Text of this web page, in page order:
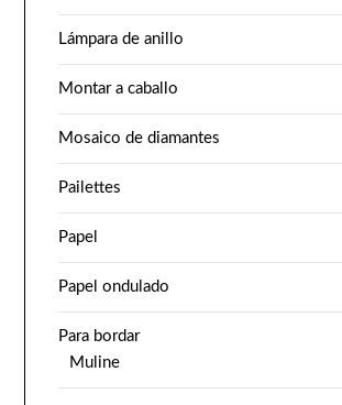
Lámpara de anillo
Montar a caballo
Mosaico de diamantes
Pailettes
Papel
Papel ondulado
Para bordar
Muline